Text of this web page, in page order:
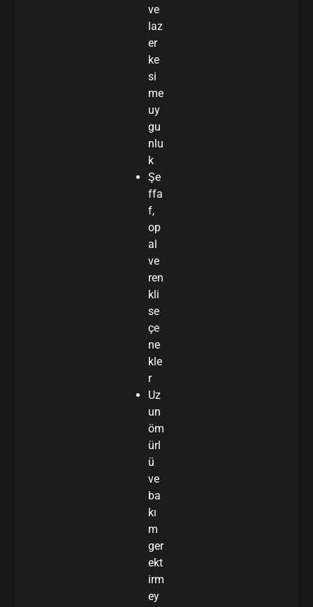
ve
laz
er
ke
si
me
uy
gu
nlu
k
Şe
ffa
f,
op
al
ve
ren
kli
se
çe
ne
kle
r
Uz
un
öm
ürl
ü
ve
ba
kı
m
ger
ekt
irm
ey